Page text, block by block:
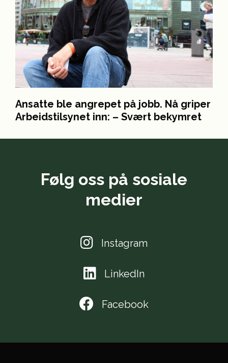
Ansatte ble angrepet på jobb. Nå griper
Arbeidstilsynet inn: – Svært bekymret
Følg oss på sosiale
medier
Instagram
LinkedIn
Facebook